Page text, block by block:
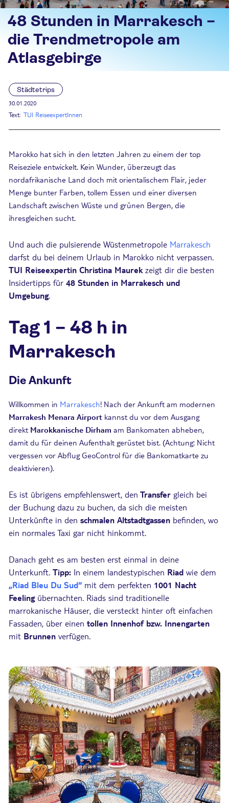
48 Stunden in Marrakesch –
die Trendmetropole am
Atlasgebirge
Städtetrips
30.01.2020
Text: TUI ReiseexpertInnen
Marokko hat sich in den letzten Jahren zu einem der top
Reiseziele entwickelt. Kein Wunder, überzeugt das
nordafrikanische Land doch mit orientalischem Flair, jeder
Menge bunter Farben, tollem Essen und einer diversen
Landschaft zwischen Wüste und grünen Bergen, die
ihresgleichen sucht.
Und auch die pulsierende Wüstenmetropole Marrakesch
darfst du bei deinem Urlaub in Marokko nicht verpassen.
TUI Reiseexpertin Christina Maurek zeigt dir die besten
Insidertipps für 48 Stunden in Marrakesch und
Umgebung.
Tag 1 – 48 h in
Marrakesch
Die Ankunft
Willkommen in Marrakesch! Nach der Ankunft am modernen
Marrakesh Menara Airport kannst du vor dem Ausgang
direkt Marokkanische Dirham am Bankomaten abheben,
damit du für deinen Aufenthalt gerüstet bist. (Achtung: Nicht
vergessen vor Abflug GeoControl für die Bankomatkarte zu
deaktivieren).
Es ist übrigens empfehlenswert, den Transfer gleich bei
der Buchung dazu zu buchen, da sich die meisten
Unterkünfte in den schmalen Altstadtgassen befinden, wo
ein normales Taxi gar nicht hinkommt.
Danach geht es am besten erst einmal in deine
Unterkunft. Tipp: In einem landestypischen Riad wie dem
„Riad Bleu Du Sud“ mit dem perfekten 1001 Nacht
Feelingübernachten. Riads sind traditionelle
marrokanische Häuser, die versteckt hinter oft einfachen
Fassaden, über einen tollen Innenhof bzw. Innengarten
mit Brunnen verfügen.